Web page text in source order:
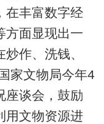
在丰富数字经
方面显现出一
作、洗钱、
家文物局今年4
座谈会，鼓励
用文物资源进